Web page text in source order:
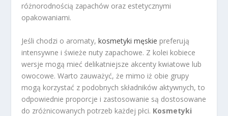
różnorodnością zapachów oraz estetycznymi
opakowaniami.
Jeśli chodzi o aromaty,kosmetyki męskie preferują
intensywne i świeże nuty zapachowe. Z kolei kobiece
wersje mogą mieć delikatniejsze akcenty kwiatowe lub
owocowe. Warto zauważyć, że mimo iż obie grupy
mogą korzystać z podobnych składników aktywnych, to
odpowiednie proporcje i zastosowanie są dostosowane
do zróżnicowanych potrzeb każdej płci. Kosmetyki